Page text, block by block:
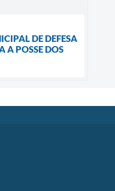
DE DEFESA
A POSSE DOS